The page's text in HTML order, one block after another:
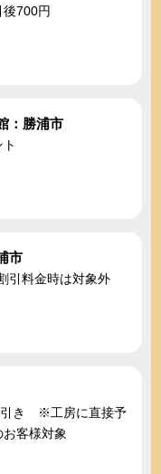
700円
：勝浦市
市
引料金時は対象外
引き ※工房に直接予
客様対象